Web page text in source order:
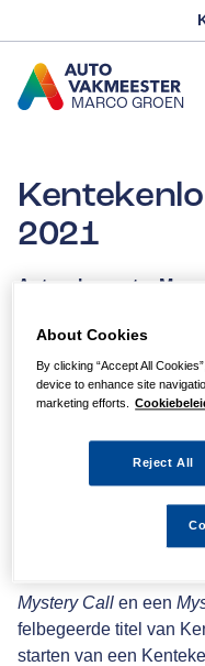
MARCO GROEN
2021
Autovakmeester
21 mei 2021 –Sinds
Kentekenloket van
er in totaal 68
Het onafhankelijke
genomineerde
Marco Groen, ging
Mystery Call en een
felbegeerde titel van
starten van een
About Cookies
By clicking “Accept All
device to enhance site
marketing efforts.
Reject All